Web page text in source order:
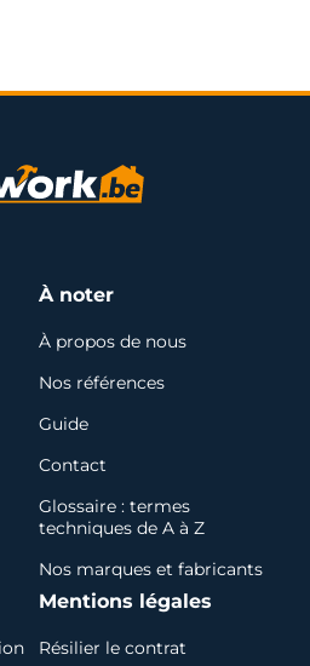
À noter
À propos de nous
Nos références
Guide
Contact
Glossaire : termes
techniques de A à Z
Nos marques et fabricants
Mentions légales
Résilier le contrat